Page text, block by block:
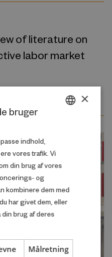
of literature on
labor market
×
bruger
indhold,
vores trafik. Vi
din brug af vores
og
kombinere dem med
har givet dem, eller
din brug af deres
Målretning